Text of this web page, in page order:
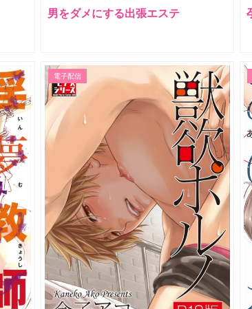
男をダメにする出張エステ
電子配信